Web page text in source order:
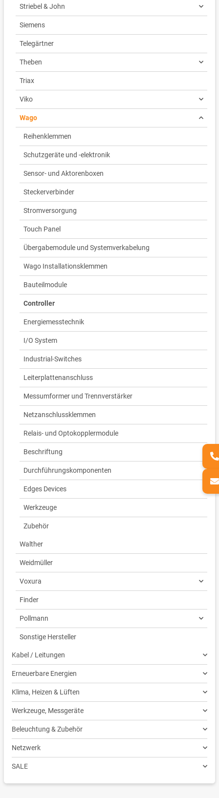
Striebel & John
Siemens
Telegärtner
Theben
Triax
Viko
Wago
Reihenklemmen
Schutzgeräte und -elektronik
Sensor- und Aktorenboxen
Steckerverbinder
Stromversorgung
Touch Panel
Übergabemodule und Systemverkabelung
Wago Installationsklemmen
Bauteilmodule
Controller
Energiemesstechnik
I/O System
Industrial-Switches
Leiterplattenanschluss
Messumformer und Trennverstärker
Netzanschlussklemmen
Relais- und Optokopplermodule
Beschriftung
Durchführungskomponenten
Edges Devices
Werkzeuge
Zubehör
Walther
Weidmüller
Voxura
Finder
Pollmann
Sonstige Hersteller
Kabel / Leitungen
Erneuerbare Energien
Klima, Heizen & Lüften
Werkzeuge, Messgeräte
Beleuchtung & Zubehör
Netzwerk
SALE